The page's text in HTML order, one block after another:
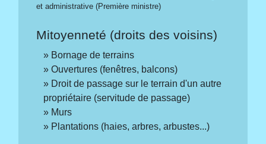
et administrative (Première ministre)
Mitoyenneté (droits des voisins)
Bornage de terrains
Ouvertures (fenêtres, balcons)
Droit de passage sur le terrain d'un autre
propriétaire (servitude de passage)
Murs
Plantations (haies, arbres, arbustes...)